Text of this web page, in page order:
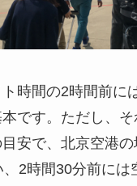
時間の2時間前に
です。ただし、
安で、北京空港
2時間30分前には